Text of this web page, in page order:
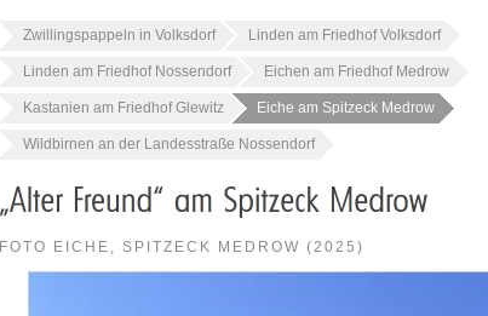
Zwillingspappeln in Volksdorf Linden am Friedhof Volksdorf
Linden am Friedhof Nossendorf Eichen am Friedhof Medrow
Kastanien am Friedhof Glewitz Eiche am Spitzeck Medrow
Wildbirnen an der Landesstraße Nossendorf
FOTO EICHE, SPITZECK MEDROW (2025)